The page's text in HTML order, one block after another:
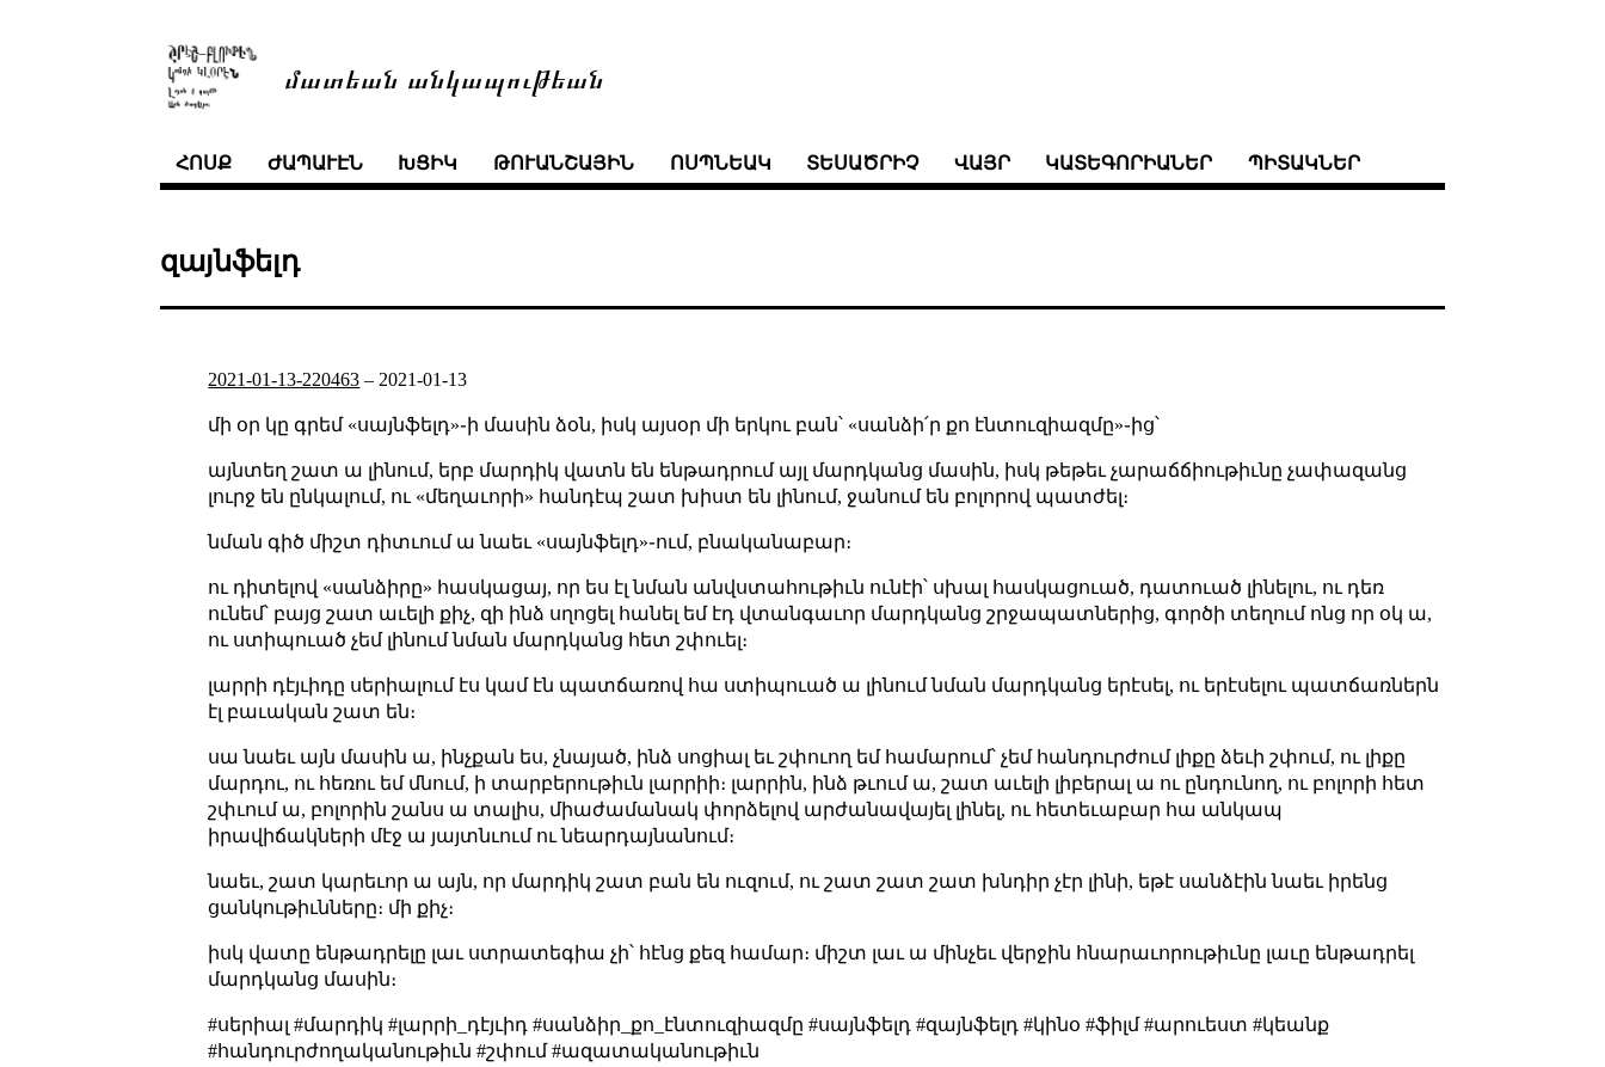
մատեան անկապութեան
ՀՈՍՔ ԺԱՊԱՒԷՆ ԽՑԻԿ ԹՈՒԱՆՇԱՅԻՆ ՈՍՊՆԵԱԿ ՏԵՍԱԾՐԻՉ ՎԱՅՐ ԿԱՏԵԳՈՐԻԱՆԵՐ ՊԻՏԱԿՆԵՐ
զայնֆելդ
2021-01-13-220463 – 2021-01-13
մի օր կը գրեմ «սայնֆելդ»֊ի մասին ձօն, իսկ այսօր մի երկու բան՝ «սանձի՛ր քո էնտուզիազմը»֊ից՝
այնտեղ շատ ա լինում, երբ մարդիկ վատն են ենթադրում այլ մարդկանց մասին, իսկ թեթեւ չարաճճիութիւնը չափազանց
լուրջ են ընկալում, ու «մեղաւորի» հանդէպ շատ խիստ են լինում, ջանում են բոլորով պատժել։
նման գիծ միշտ դիտւում ա նաեւ «սայնֆելդ»֊ում, բնականաբար։
ու դիտելով «սանձիրը» հասկացայ, որ ես էլ նման անվստահութիւն ունէի՝ սխալ հասկացուած, դատուած լինելու, ու դեռ
ունեմ՝ բայց շատ աւելի քիչ, զի ինձ սղոցել հանել եմ էդ վտանգաւոր մարդկանց շրջապատներից, գործի տեղում ոնց որ օկ ա,
ու ստիպուած չեմ լինում նման մարդկանց հետ շփուել։
լարրի դէյւիդը սերիալում էս կամ էն պատճառով հա ստիպուած ա լինում նման մարդկանց երէսել, ու երէսելու պատճառներն
էլ բաւական շատ են։
սա նաեւ այն մասին ա, ինչքան ես, չնայած, ինձ սոցիալ եւ շփուող եմ համարում՝ չեմ հանդուրժում լիքը ձեւի շփում, ու լիքը
մարդու, ու հեռու եմ մնում, ի տարբերութիւն լարրիի։ լարրին, ինձ թւում ա, շատ աւելի լիբերալ ա ու ընդունող, ու բոլորի հետ
շփւում ա, բոլորին շանս ա տալիս, միաժամանակ փորձելով արժանավայել լինել, ու հետեւաբար հա անկապ
իրավիճակների մէջ ա յայտնւում ու նեարդայնանում։
նաեւ, շատ կարեւոր ա այն, որ մարդիկ շատ բան են ուզում, ու շատ շատ շատ խնդիր չէր լինի, եթէ սանձէին նաեւ իրենց
ցանկութիւնները։ մի քիչ։
իսկ վատը ենթադրելը լաւ ստրատեգիա չի՝ հէնց քեզ համար։ միշտ լաւ ա մինչեւ վերջին հնարաւորութիւնը լաւը ենթադրել
մարդկանց մասին։
#սերիալ #մարդիկ #լարրի_դէյւիդ #սանձիր_քո_էնտուզիազմը #սայնֆելդ #զայնֆելդ #կինօ #ֆիլմ #արուեստ #կեանք
#հանդուրժողականութիւն #շփում #ազատականութիւն